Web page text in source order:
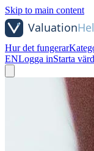
Skip to main content
Hur det fungerar
ENLogga inStarta